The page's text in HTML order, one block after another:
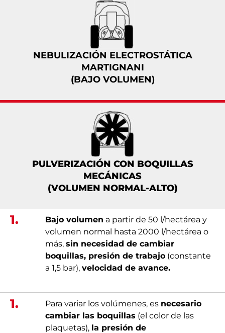
NEBULIZACIÓN ELECTROSTÁTICA
MARTIGNANI
(BAJO VOLUMEN)
PULVERIZACIÓN CON BOQUILLAS
MECÁNICAS
(VOLUMEN NORMAL-ALTO)
1. Bajo volumen a partir de 50 l/hectárea y
volumen normal hasta 2000 l/hectárea o
más, sin necesidad de cambiar
boquillas, presión de trabajo (constante
a 1,5 bar), velocidad de avance.
1. Para variar los volúmenes, es necesario
cambiar las boquillas (el color de las
plaquetas), la presión de